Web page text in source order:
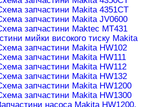
запчастини Makita 4351CT
запчастини Makita JV0600
запчастини Maktec MT431
мийки високого тиску Makita
запчастини Makita HW102
запчастини Makita HW111
запчастини Makita HW112
запчастини Makita HW132
запчастини Makita HW1200
запчастини Makita HW1300
насоса Makita HW1200,